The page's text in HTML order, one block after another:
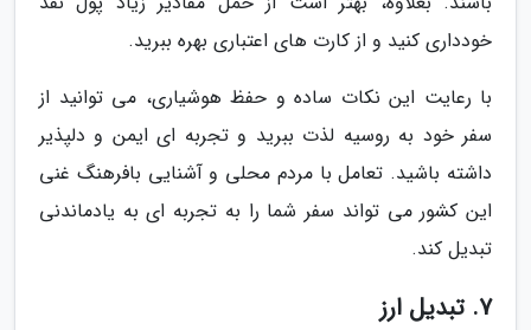
خودداری کنید و از کارت های اعتباری بهره ببرید.
با رعایت این نکات ساده و حفظ هوشیاری، می توانید از
سفر خود به روسیه لذت ببرید و تجربه ای ایمن و دلپذیر
داشته باشید. تعامل با مردم محلی و آشنایی بافرهنگ غنی
این کشور می تواند سفر شما را به تجربه ای به یادماندنی
تبدیل کند.
7. تبدیل ارز